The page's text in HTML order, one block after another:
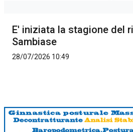
E' iniziata la stagione del
Sambiase
28/07/2026 10:49